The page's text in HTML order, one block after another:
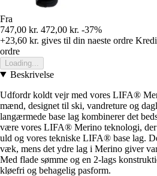
Fra
747,00 kr. 472,00 kr. -37%
+23,60 kr. gives til din naeste ordre
ordre
Loading...
Beskrivelse
Udfordr koldt vejr med vores LIFA®
mænd, designet til ski, vandreture og
langærmede base lag kombinerer det
være vores LIFA® Merino teknologi,
uld og vores tekniske LIFA® base lag.
væk, mens det ydre lag i Merino giver
Med flade sømme og en 2-lags
kløefri og behagelig pasform.